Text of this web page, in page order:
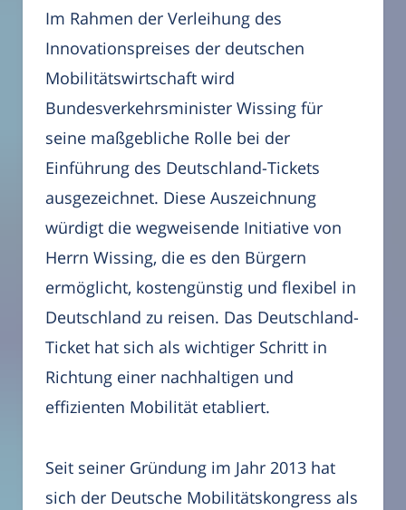
Im Rahmen der Verleihung des
Innovationspreises der deutschen
Mobilitätswirtschaft wird
Bundesverkehrsminister Wissing für
seine maßgebliche Rolle bei der
Einführung des Deutschland-Tickets
ausgezeichnet. Diese Auszeichnung
würdigt die wegweisende Initiative von
Herrn Wissing, die es den Bürgern
ermöglicht, kostengünstig und flexibel in
Deutschland zu reisen. Das Deutschland-
Ticket hat sich als wichtiger Schritt in
Richtung einer nachhaltigen und
effizienten Mobilität etabliert.
Seit seiner Gründung im Jahr 2013 hat
sich der Deutsche Mobilitätskongress als